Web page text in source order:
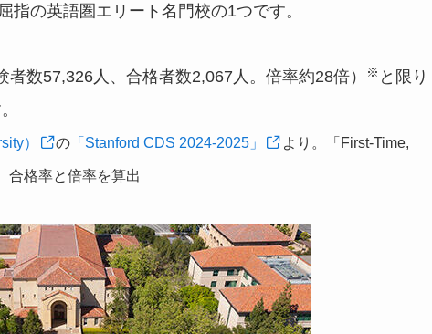
の英語圏エリート名門校の1つです。
数57,326人、合格者数2,067人。倍率約28倍） ※ と限り
） の 「Stanford CDS 2024-2025」
より。「First-Time,
合格率と倍率を算出